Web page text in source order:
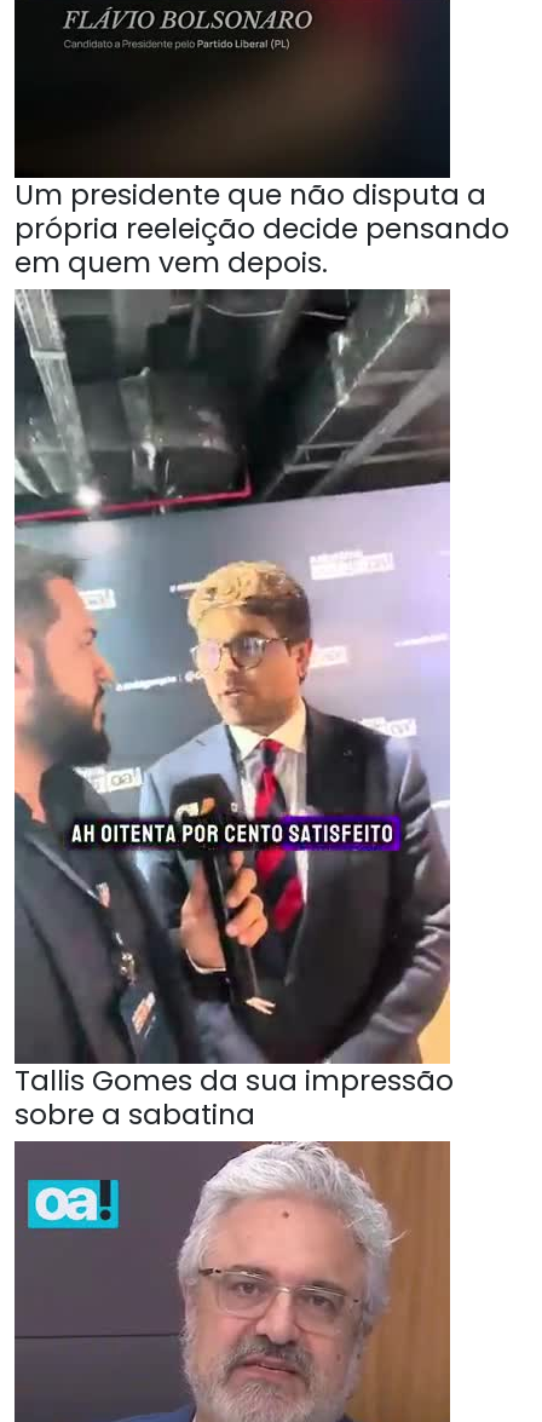
Um presidente que não disputa a
própria reeleição decide pensando
em quem vem depois.
Tallis Gomes da sua impressão
sobre a sabatina